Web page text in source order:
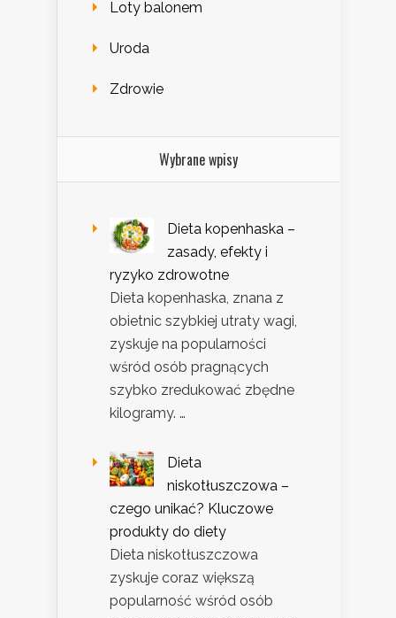
Loty balonem
Uroda
Zdrowie
Wybrane wpisy
Dieta kopenhaska –
zasady, efekty i
ryzyko zdrowotne
Dieta kopenhaska, znana z
obietnic szybkiej utraty wagi,
zyskuje na popularności
wśród osób pragnących
szybko zredukować zbędne
kilogramy. …
Dieta
niskotłuszczowa –
czego unikać? Kluczowe
produkty do diety
Dieta niskotłuszczowa
zyskuje coraz większą
popularność wśród osób